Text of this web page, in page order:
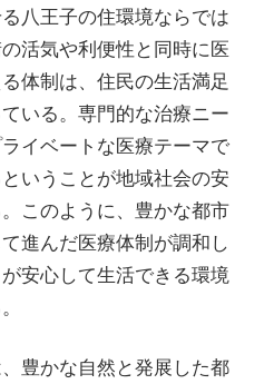
八王子の住環境ならでは
活気や利便性と同時に医
体制は、住民の生活満足
いる。専門的な治療ニー
イベートな医療テーマで
いうことが地域社会の安
このように、豊かな都市
進んだ医療体制が調和し
安心して生活できる環境
豊かな自然と発展した都